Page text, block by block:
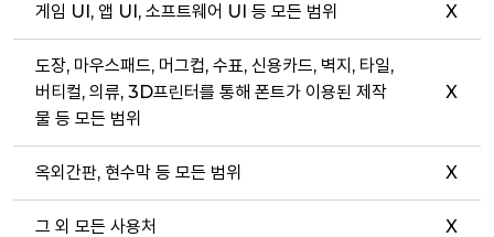
게임 UI, 앱 UI, 소프트웨어 UI 등 모든 범위 X
도장, 마우스패드, 머그컵, 수표, 신용카드, 벽지, 타일,
버티컬, 의류, 3D프린터를 통해 폰트가 이용된 제작
물 등 모든 범위
X
옥외간판, 현수막 등 모든 범위 X
그 외 모든 사용처 X